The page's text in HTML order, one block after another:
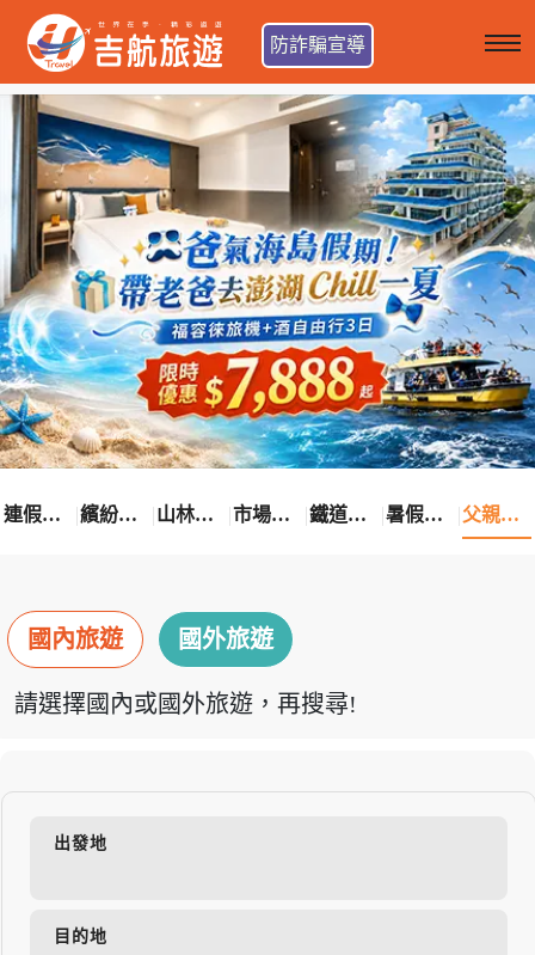
防詐騙宣導
連假卡位趣 繽紛花漾季 山林輕旅行 市場最低價 鐵道觀光之旅 暑假熱賣中 父親節優惠
國內旅遊 國外旅遊
請選擇國內或國外旅遊，再搜尋!
出發地
目的地